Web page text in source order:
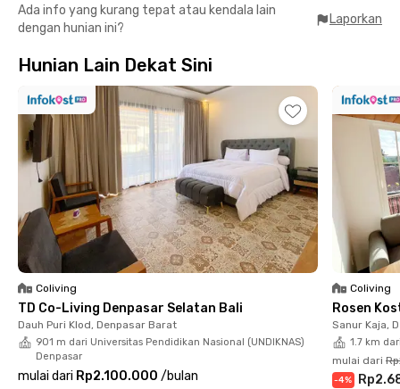
Warmadewa, dan 24 menit berkendara ke Universitas Udayana.
Mencapai kawasan Kuta, Legian, atau Bandara Internasional
Mencari tempat buat mengisi perut atau hangout sangat
mudah, lho. Dari kost coliving Denpasar Timur Bali ini menuju
McDonald’s Jalan Gatot Subroto, Angkringan Om Panjul, hingga
QR Cafe & Resto tidak sampai 15 menit.
168 Residence Denpasar Timur Bali menyediakan kamar
furnitur lengkap dengan TV, saluran TV kabel, AC, serta kamar
mandi dalam dan pemanas air. Tersedia pula parkiran dan jasa
pembersihan kamar, sementara listrik menggunakan token.
Pas buat kamu yang ingin berhemat, nih. Sudah siap pesan
kamar di kost coliving Bali ini?
Cari kost coliving lain di Bali.
Ada info yang kurang tepat atau kendala lain
dengan hunian ini?
Laporkan
Hunian Lain Dekat Sini
Coliving
TD Co-Living Denpasar Selatan Bali
Dauh Puri Klod, Denpasar Barat
901 m dari Universitas Pendidikan Nasional (UNDIKNAS)
Denpasar
mulai dari Rp2.100.000 /bulan
Coliving
Rosen
Sanur Kaja,
1.7 km
mulai dari
-4%